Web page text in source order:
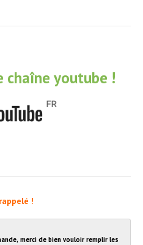
chaîne youtube !
!
merci de bien vouloir remplir les